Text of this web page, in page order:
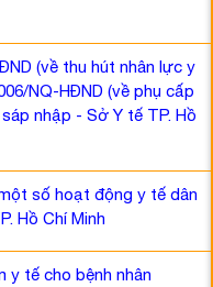
(về thu hút nhân lực y
NQ-HĐND (về phụ cấp
nhập - Sở Y tế TP. Hồ
số hoạt động y tế dân
Hồ Chí Minh
y tế cho bệnh nhân